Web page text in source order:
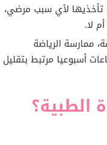
تأخذيها لأي سبب مرضي،
لا.
ممارسة الرياضة
أسبوعيا مرتبط بتقليل
الطبية؟